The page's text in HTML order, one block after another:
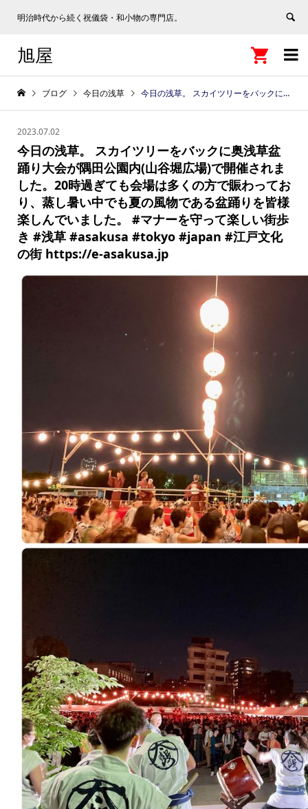
明治時代から続く祝儀袋・和小物の専門店。

旭屋 
ブログ 今日の浅草 今日の浅草。 スカイツリーをバックに奥浅草盆踊り大会が隅田公園内(山谷堀広場)で開催されました。20時過ぎても会場は多くの方で賑わっており、蒸し暑い中でも夏の風物である盆踊りを皆様楽しんでいました。 #マナーを守って楽しい街歩き #浅草 #asakusa #tokyo #japan #江戸文化の街 https://e-asakusa.jp
2023.07.02
今日の浅草。 スカイツリーをバックに奥浅草盆
踊り大会が隅田公園内(山谷堀広場)で開催されま
した。20時過ぎても会場は多くの方で賑わってお
り、蒸し暑い中でも夏の風物である盆踊りを皆様
楽しんでいました。 #マナーを守って楽しい街歩
き #浅草 #asakusa #tokyo #japan #江戸文化
の街 https://e-asakusa.jp